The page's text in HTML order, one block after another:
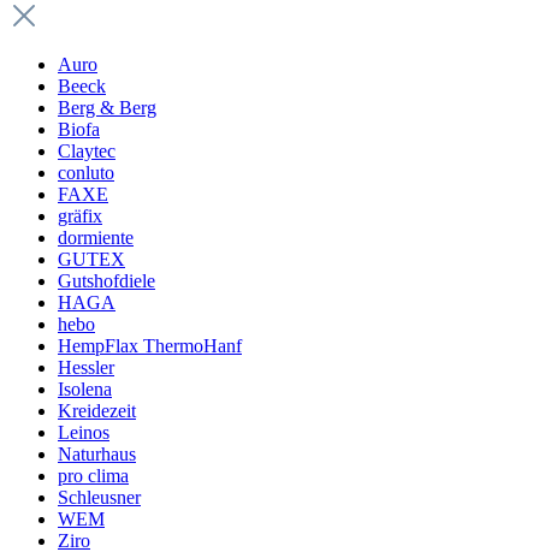
Auro
Beeck
Berg & Berg
Biofa
Claytec
conluto
FAXE
gräfix
dormiente
GUTEX
Gutshofdiele
HAGA
hebo
HempFlax ThermoHanf
Hessler
Isolena
Kreidezeit
Leinos
Naturhaus
pro clima
Schleusner
WEM
Ziro